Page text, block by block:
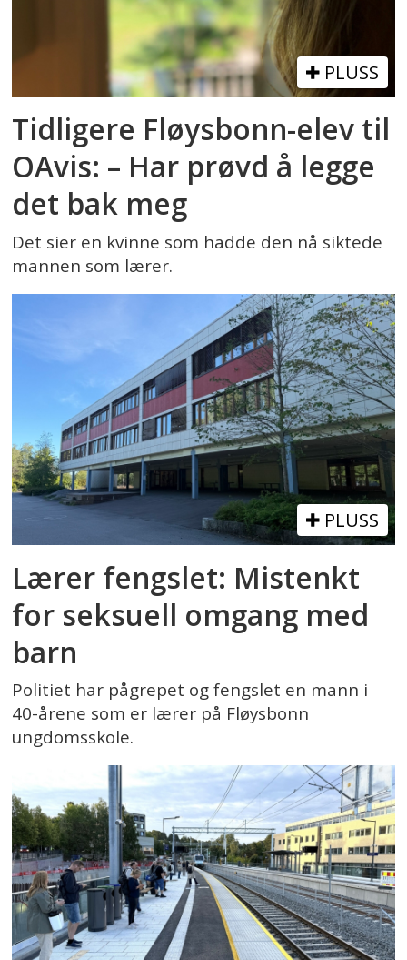
PLUSS
Tidligere Fløysbonn-elev til
OAvis: – Har prøvd å legge
det bak meg
Det sier en kvinne som hadde den nå siktede
mannen som lærer.
PLUSS
Lærer fengslet: Mistenkt
for seksuell omgang med
barn
Politiet har pågrepet og fengslet en mann i
40-årene som er lærer på Fløysbonn
ungdomsskole.